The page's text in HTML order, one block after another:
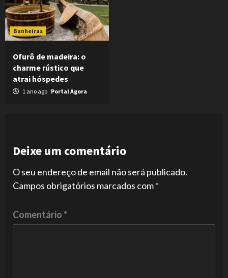
Banheiras
Ofurô de madeira: o
charme rústico que
atrai hóspedes
1 ano ago Portal Agora
Deixe um comentário
O seu endereço de email não será publicado.
Campos obrigatórios marcados com*
Comentário*